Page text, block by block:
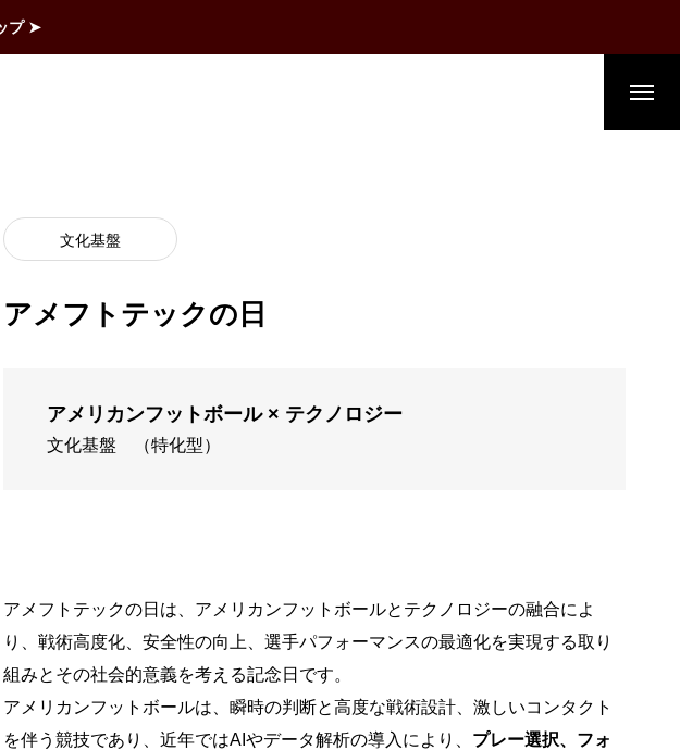
プ ➤
文化基盤
アメフトテックの日
アメリカンフットボール × テクノロジー
文化基盤 （特化型）
アメフトテックの日は、アメリカンフットボールとテクノロジーの融合によ
り、戦術高度化、安全性の向上、選手パフォーマンスの最適化を実現する取り
組みとその社会的意義を考える記念日です。
アメリカンフットボールは、瞬時の判断と高度な戦術設計、激しいコンタクト
を伴う競技であり、近年ではAIやデータ解析の導入により、 プレー選択、フォ